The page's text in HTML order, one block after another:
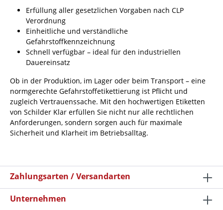
Erfüllung aller gesetzlichen Vorgaben nach CLP
Verordnung
Einheitliche und verständliche
Gefahrstoffkennzeichnung
Schnell verfügbar – ideal für den industriellen
Dauereinsatz
Ob in der Produktion, im Lager oder beim Transport – eine
normgerechte Gefahrstoffetikettierung ist Pflicht und
zugleich Vertrauenssache. Mit den hochwertigen Etiketten
von Schilder Klar erfüllen Sie nicht nur alle rechtlichen
Anforderungen, sondern sorgen auch für maximale
Sicherheit und Klarheit im Betriebsalltag.
Zahlungsarten / Versandarten
Unternehmen